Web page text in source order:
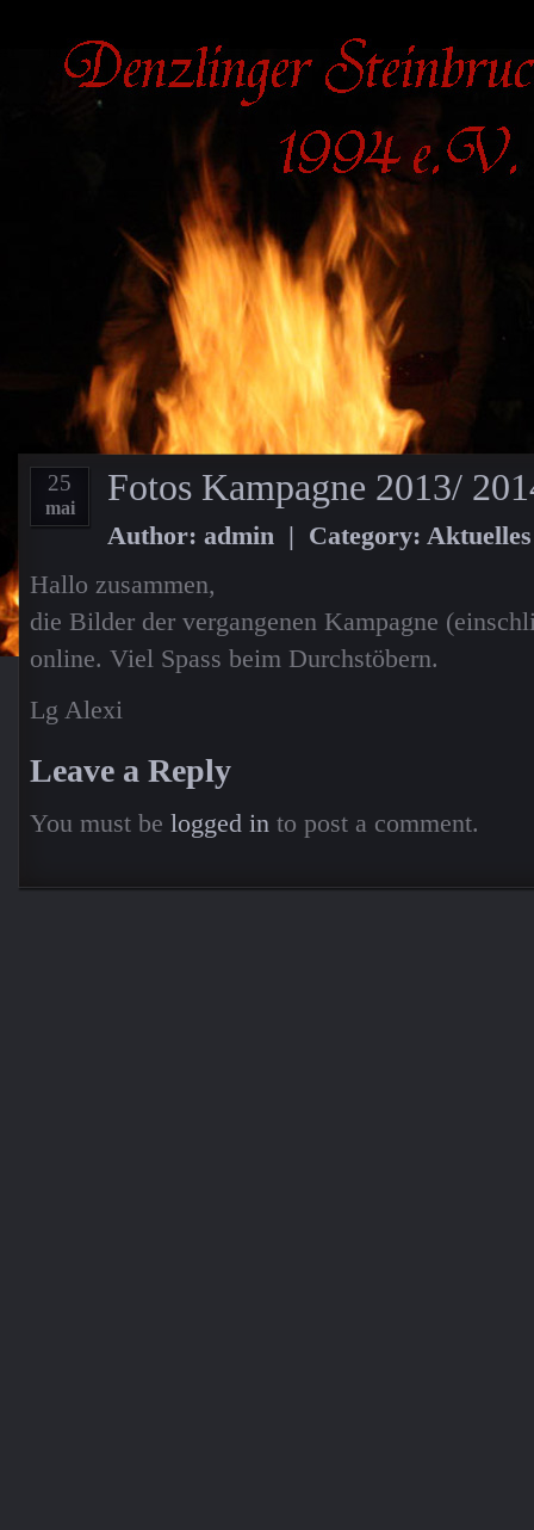
25
mai Fotos Kampagne 2013/
Author: admin | Category: Aktuelles
Hallo zusammen,
die Bilder der vergangenen Kampagne
online. Viel Spass beim Durchstöbern.
Lg Alexi
Leave a Reply
You must be logged in to post a comment.